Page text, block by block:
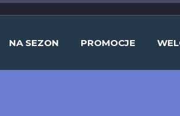
NA SEZON PROMOCJE